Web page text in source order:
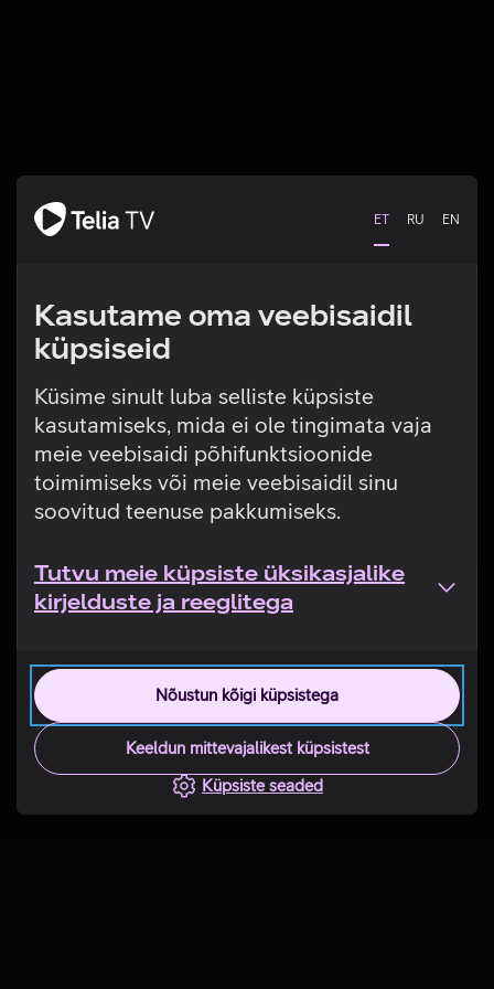
ET RU EN
Kasutame oma veebisaidil
küpsiseid
Küsime sinult luba selliste küpsiste
kasutamiseks, mida ei ole tingimata vaja
meie veebisaidi põhifunktsioonide
toimimiseks või meie veebisaidil sinu
soovitud teenuse pakkumiseks.
Tutvu meie küpsiste üksikasjalike
kirjelduste ja reeglitega
Nõustun kõigi küpsistega
Keeldun mittevajalikest küpsistest
Küpsiste seaded
Tehniline viga